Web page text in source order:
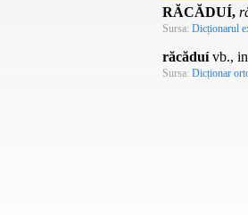
RĂCĂDUÍ,
Sursa: Dicționarul
răcăduívb.,
Sursa: Dicționar